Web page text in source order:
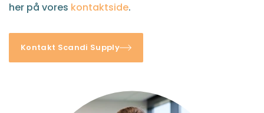
her på vores kontaktside.
Kontakt Scandi Supply